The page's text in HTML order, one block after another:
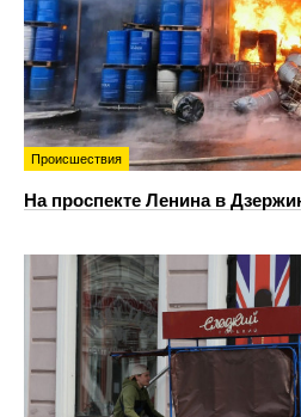
Происшествия
На проспекте Ленина в